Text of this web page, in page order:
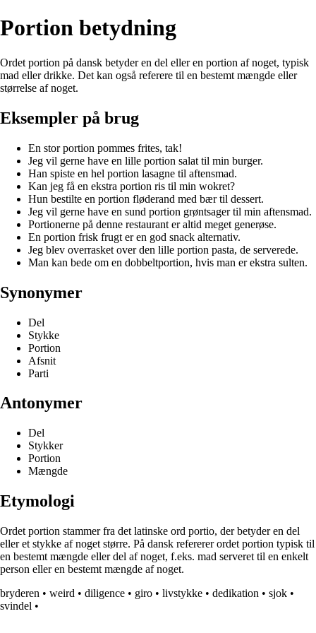
Portion betydning
Ordet portion på dansk betyder en del eller en portion af noget, typisk
mad eller drikke. Det kan også referere til en bestemt mængde eller
størrelse af noget.
Eksempler på brug
En stor portion pommes frites, tak!
Jeg vil gerne have en lille portion salat til min burger.
Han spiste en hel portion lasagne til aftensmad.
Kan jeg få en ekstra portion ris til min wokret?
Hun bestilte en portion fløderand med bær til dessert.
Jeg vil gerne have en sund portion grøntsager til min aftensmad.
Portionerne på denne restaurant er altid meget generøse.
En portion frisk frugt er en god snack alternativ.
Jeg blev overrasket over den lille portion pasta, de serverede.
Man kan bede om en dobbeltportion, hvis man er ekstra sulten.
Synonymer
Del
Stykke
Portion
Afsnit
Parti
Antonymer
Del
Stykker
Portion
Mængde
Etymologi
Ordet portion stammer fra det latinske ord portio, der betyder en del
eller et stykke af noget større. På dansk refererer ordet portion typisk til
en bestemt mængde eller del af noget, f.eks. mad serveret til en enkelt
person eller en bestemt mængde af noget.
bryderen • weird • diligence • giro • livstykke • dedikation • sjok •
svindel •